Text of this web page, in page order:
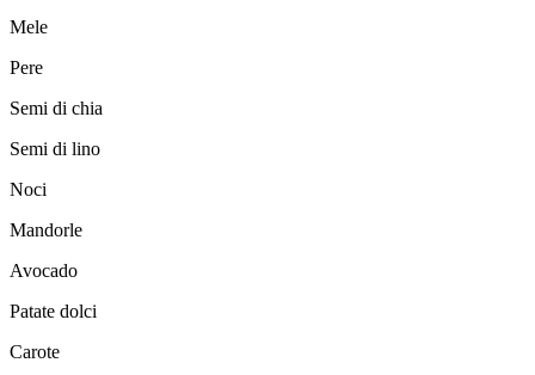
Mele
Pere
Semi di chia
Semi di lino
Noci
Mandorle
Avocado
Patate dolci
Carote